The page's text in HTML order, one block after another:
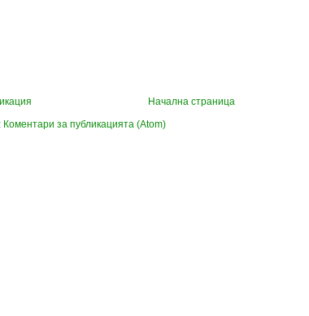
Начална страница
Коментари за публикацията (Atom)